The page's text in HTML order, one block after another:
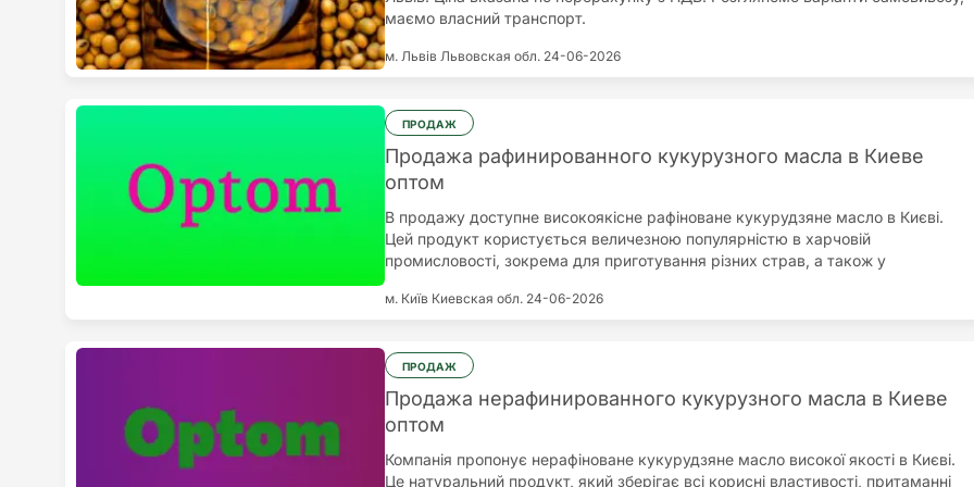
маємо власний транспорт.
м. Львів Львовская обл. 24-06-2026
ПРОДАЖ
Продажа рафинированного кукурузного масла в Киеве
оптом
В продажу доступне високоякісне рафіноване кукурудзяне масло в Києві.
Цей продукт користується величезною популярністю в харчовій
промисловості, зокрема для приготування різних страв, а також у
властивостям, кукурудзяне масло є відмінним вибором для тих, хто шукає
ідеальним для використання в кафе, ресторанах і на підприємствах
громадського харчування. Оно має нейтральний смак, що дозволяє
використовувати його для найрізноманітніших кулінарних експериментів, не
змінюючи смакові якості продуктів. Також це масло багате на вітамін E, який
відомий своїми антиоксидантними властивостями і підтримує здоров'я шкіри
і волосся. Високе вміст поліненасичених жирних кислот робить це масло
м. Київ Киевская обл. 24-06-2026
ПРОДАЖ
Продажа нерафинированного кукурузного масла в Киеве
оптом
Компанія пропонує нерафіноване кукурудзяне масло високої якості в Києві.
Це натуральний продукт, який зберігає всі корисні властивості, притаманні